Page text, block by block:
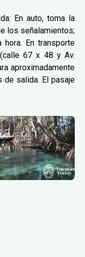
En auto, toma la
los señalamientos;
hora. En transporte
67 x 48 y Av.
aproximadamente
de salida. El pasaje